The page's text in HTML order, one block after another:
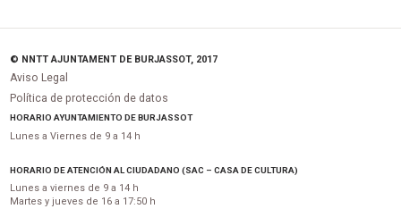
© NNTT AJUNTAMENT DE BURJASSOT, 2017
Aviso Legal
Política de protección de datos
HORARIO AYUNTAMIENTO DE BURJASSOT
Lunes a Viernes de 9 a 14 h
HORARIO DE ATENCIÓN AL CIUDADANO (SAC – CASA DE CULTURA)
Lunes a viernes de 9 a 14 h
Martes y jueves de 16 a 17:50 h